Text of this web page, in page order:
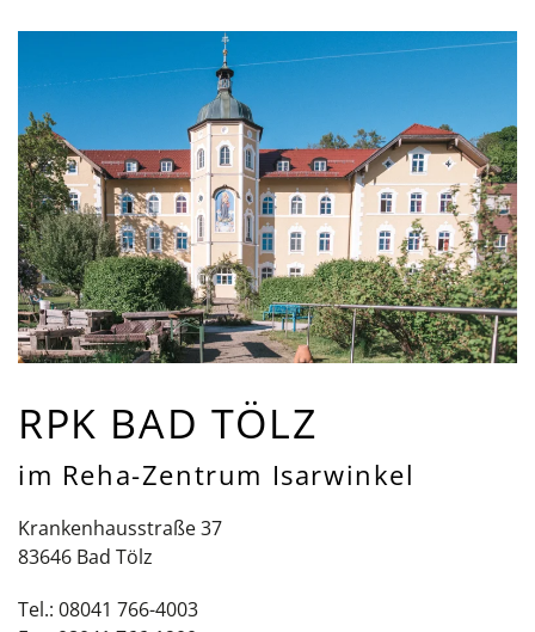
RPK BAD TÖLZ
im Reha-Zentrum Isarwinkel
Krankenhausstraße 37
83646 Bad Tölz
Tel.: 08041 766-4003